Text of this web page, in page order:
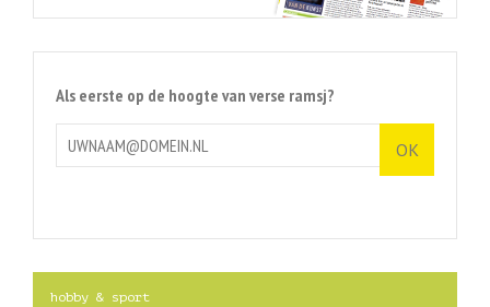
Als eerste op de hoogte van verse ramsj?
hobby & sport